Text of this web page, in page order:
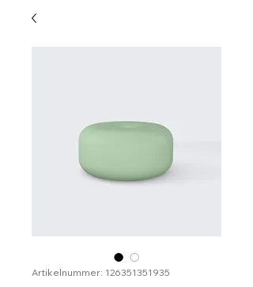
Artikelnummer: 126351351935